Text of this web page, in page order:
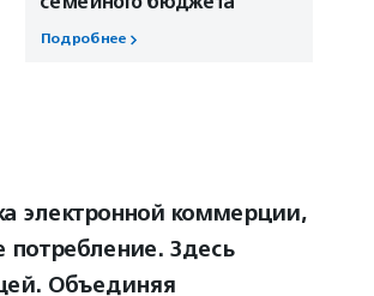
Подробнее
электронной коммерции,
Здесь
Объединяя